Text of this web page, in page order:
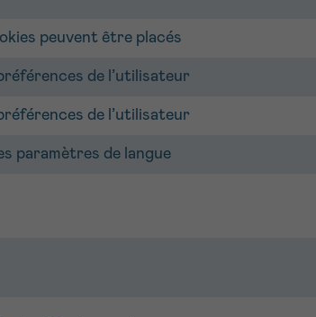
peuvent être placés
de l’utilisateur
de l’utilisateur
paramètres de langue